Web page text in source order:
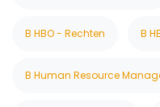
B HBO - Rechten B
B Human Resource